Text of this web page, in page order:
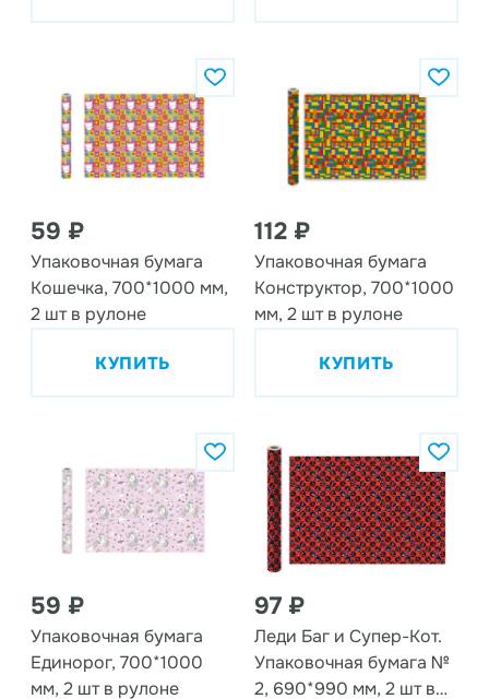
59 ₽
Упаковочная бумага
Кошечка, 700*1000 мм,
2 шт в рулоне
КУПИТЬ
112 ₽
Упаковочная бумага
Конструктор, 700*1000
мм, 2 шт в рулоне
КУПИТЬ
59 ₽
Упаковочная бумага
Единорог, 700*1000
мм, 2 шт в рулоне
97 ₽
Леди Баг и Супер-Кот.
Упаковочная бумага №
2, 690*990 мм, 2 шт в